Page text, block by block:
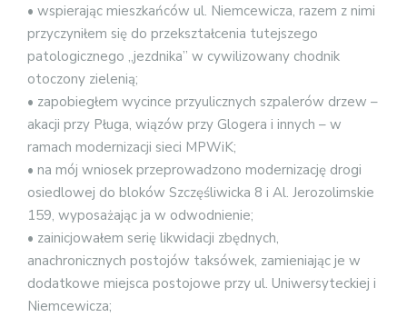
• wspierając mieszkańców ul. Niemcewicza, razem z nimi
przyczyniłem się do przekształcenia tutejszego
patologicznego „jezdnika” w cywilizowany chodnik
otoczony zielenią;
• zapobiegłem wycince przyulicznych szpalerów drzew –
akacji przy Pługa, wiązów przy Glogera i innych – w
ramach modernizacji sieci MPWiK;
• na mój wniosek przeprowadzono modernizację drogi
osiedlowej do bloków Szczęśliwicka 8 i Al. Jerozolimskie
159, wyposażając ja w odwodnienie;
• zainicjowałem serię likwidacji zbędnych,
anachronicznych postojów taksówek, zamieniając je w
dodatkowe miejsca postojowe przy ul. Uniwersyteckiej i
Niemcewicza;